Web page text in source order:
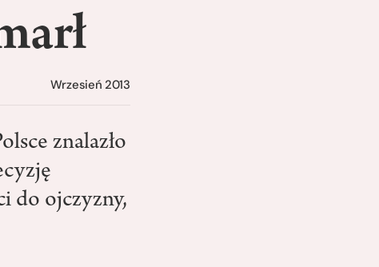
Wrzesień 2013
znalazło
do ojczyzny,